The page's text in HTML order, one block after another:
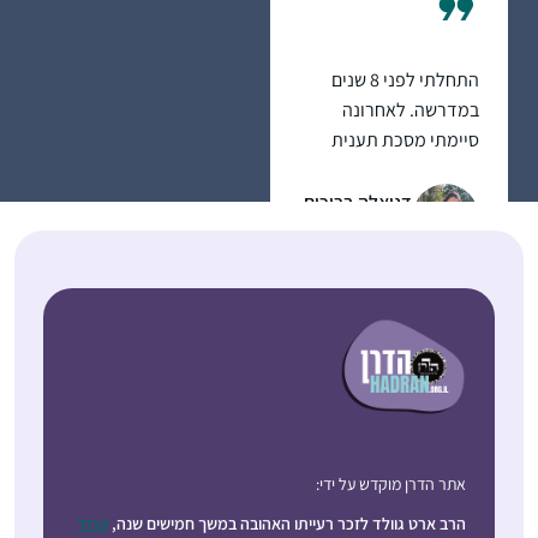
התחלתי לפני 8 שנים
במדרשה. לאחרונה
סיימתי מסכת תענית
לקראת סיום מסכת
דניאלה ברוכים
שבת. בהתחלה ההתמדה
היתה קשה אבל בזכות
אתר הדרן מוקדש על ידי:
הרב ארט גוולד לזכר רעייתו האהובה במשך חמישים שנה, קרול